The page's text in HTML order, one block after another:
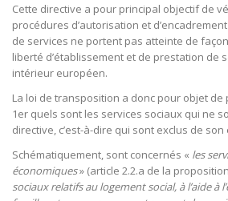
Cette directive a pour principal objectif de
procédures d’autorisation et
de services ne portent pas atteinte de
liberté d’établissement et de prestation de
intérieur européen.
La loi de transposition a donc pour objet
1er quels sont les services sociaux qui ne
directive, c’est-à-dire qui sont exclus de son
Schématiquement, sont concernés « les
économiques» (article 2.2.a de la
sociaux relatifs au logement social, à l’aide à